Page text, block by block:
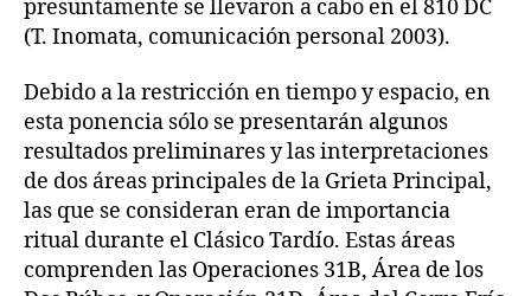
presuntamente se llevaron a cabo en el 810 DC
(T. Inomata, comunicación personal 2003).
Debido a la restricción en tiempo y espacio, en
esta ponencia sólo se presentarán algunos
resultados preliminares y las interpretaciones
de dos áreas principales de la Grieta Principal,
las que se consideran eran de importancia
ritual durante el Clásico Tardío. Estas áreas
comprenden las Operaciones 31B, Área de los